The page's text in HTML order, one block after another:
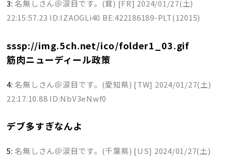
3:名無しさん＠涙目です。(茸) [FR] 2024/01/27(土)
22:15:57.23 ID:IZAOGLi40 BE:422186189-PLT(12015)
sssp://img.5ch.net/ico/folder1_03.gif
筋肉ニューディール政策
4:名無しさん＠涙目です。(愛知県) [TW] 2024/01/27(土)
22:17:10.88 ID:NbV3eNwf0
デブ多すぎなんよ
5:名無しさん＠涙目です。(千葉県) [US] 2024/01/27(土)